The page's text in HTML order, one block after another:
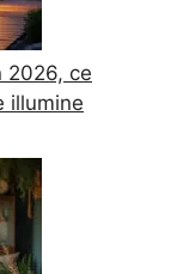
2026, ce
illumine